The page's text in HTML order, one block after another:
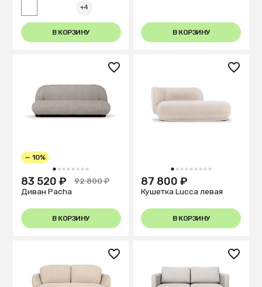
+4
В КОРЗИНУ В КОРЗИНУ
1 2 3 4 5 6 7 8
— 10%
83 520 ₽
92 800 ₽
Диван Pacha
В КОРЗИНУ
1 2 3 4 5 6 7 8 9
87 800 ₽
Кушетка Lucca левая
В КОРЗИНУ